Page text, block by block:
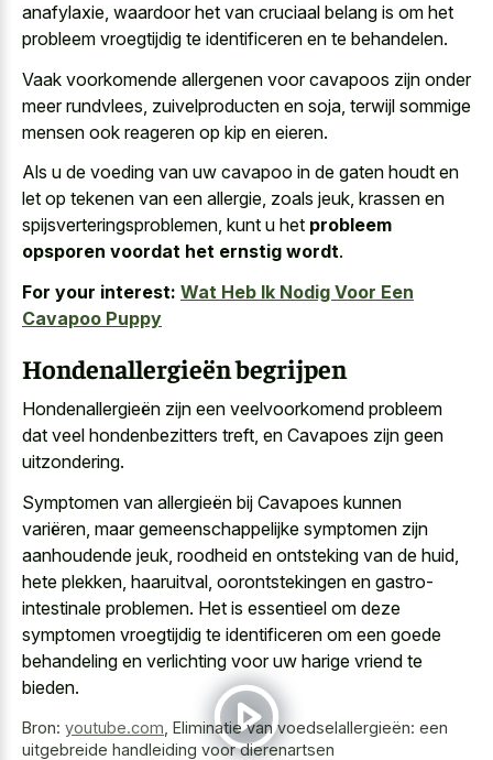
anafylaxie, waardoor het van cruciaal belang is om het
probleem vroegtijdig te identificeren en te behandelen.
Vaak voorkomende allergenen voor cavapoos zijn onder
meer rundvlees, zuivelproducten en soja, terwijl sommige
mensen ook reageren op kip en eieren.
Als u de voeding van uw cavapoo in de gaten houdt en
let op tekenen van een allergie, zoals jeuk, krassen en
spijsverteringsproblemen, kunt u het probleem
opsporen voordat het ernstig wordt.
For your interest: Wat Heb Ik Nodig Voor Een
Cavapoo Puppy
Hondenallergieën begrijpen
Hondenallergieën zijn een veelvoorkomend probleem
dat veel hondenbezitters treft, en Cavapoes zijn geen
uitzondering.
Symptomen van allergieën bij Cavapoes kunnen
variëren, maar gemeenschappelijke symptomen zijn
aanhoudende jeuk, roodheid en ontsteking van de huid,
hete plekken, haaruitval, oorontstekingen en gastro-
intestinale problemen. Het is essentieel om deze
symptomen vroegtijdig te identificeren om een goede
behandeling en verlichting voor uw harige vriend te
bieden.
Bron: youtube.com Eliminatie van voedselallergieën: een
uitgebreide handleiding voor dierenartsen